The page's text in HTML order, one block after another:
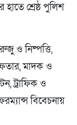
শ্রেষ্ঠ পুলিশ
ও নিষ্পত্তি,
মাদক ও
ট্রাফিক ও
বিবেচনায়